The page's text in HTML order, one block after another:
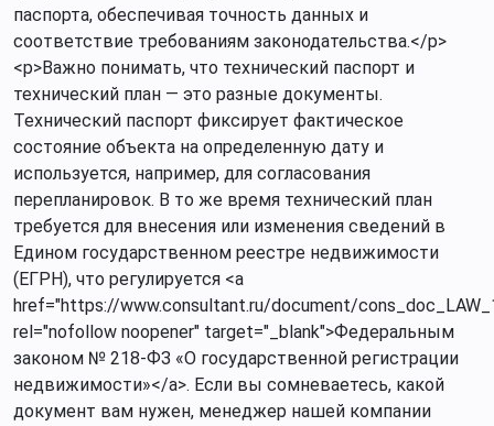
паспорта, обеспечивая точность данных и
соответствие требованиям законодательства.</p>
<p>Важно понимать, что технический паспорт и
технический план — это разные документы.
Технический паспорт фиксирует фактическое
состояние объекта на определенную дату и
используется, например, для согласования
перепланировок. В то же время технический план
требуется для внесения или изменения сведений в
Едином государственном реестре недвижимости
(ЕГРН), что регулируется <a
href="https://www.consultant.ru/document/
rel="nofollow noopener" target="_blank">Федеральным
законом № 218-ФЗ «О государственной регистрации
недвижимости»</a>. Если вы сомневаетесь, какой
документ вам нужен, менеджер нашей компании